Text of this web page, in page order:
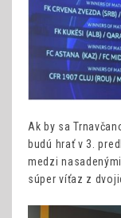
Ak by sa
budú hrať v 3.
medzi
súper víťaz z